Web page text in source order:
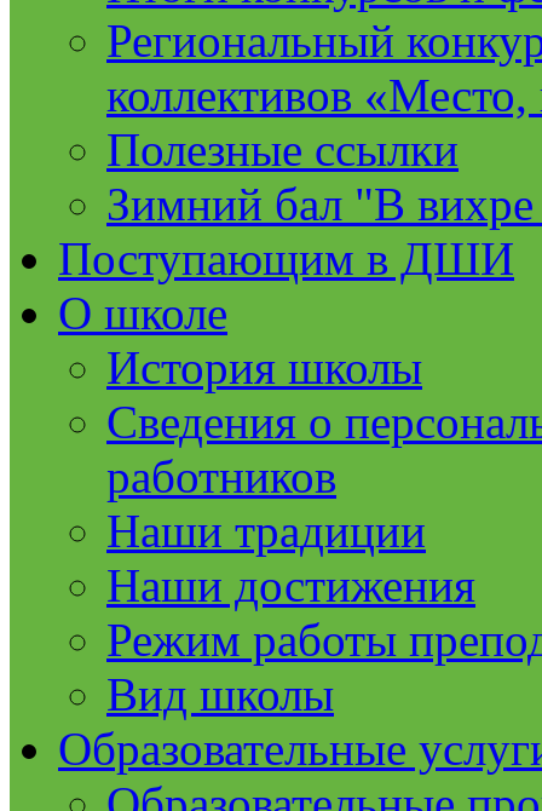
Региональный
коллективов «Место,
Полезные ссылки
Зимний бал "В вихре
Поступающим в ДШИ
О школе
История школы
Сведения о
работников
Наши традиции
Наши достижения
Режим работы
Вид школы
Образовательные